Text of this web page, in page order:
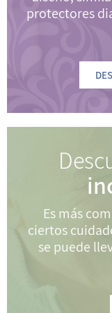
protectores
Es más
ciertos
se puede